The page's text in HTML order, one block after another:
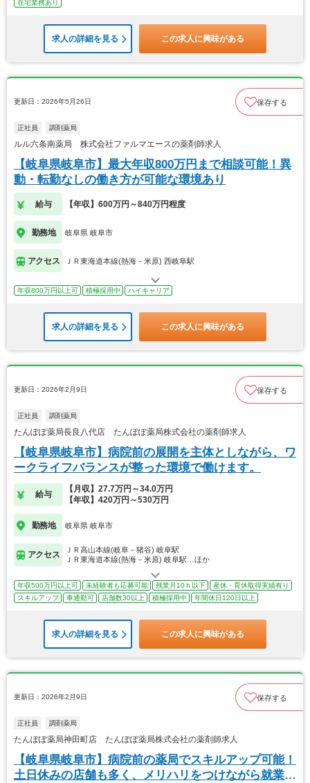
在宅業務あり
求人の詳細を見る この求人に興味がある
更新日：2026年5月26日 保存する
正社員 調剤薬局
ルル六条南薬局 株式会社ファルマエースの薬剤師求人
【岐阜県岐阜市】最大年収800万円まで相談可能！異
動・転勤なしの働き方が可能な環境あり
給与 【年収】600万円～840万円程度
勤務地 岐阜県 岐阜市
アクセス ＪＲ東海道本線(熱海－米原) 西岐阜駅
年収800万円以上可 積極採用中 ハイキャリア
求人の詳細を見る この求人に興味がある
更新日：2026年2月9日 保存する
正社員 調剤薬局
たんぽぽ薬局長良八代店 たんぽぽ薬局株式会社の薬剤師求人
【岐阜県岐阜市】病院前の展開を主体としながら、ワ
ークライフバランスが整った環境で働けます。
給与
【月収】27.7万円～34.0万円
【年収】420万円～530万円
勤務地 岐阜県 岐阜市
アクセス
ＪＲ高山本線(岐阜－猪谷) 岐阜駅
ＪＲ東海道本線(熱海－米原) 岐阜駅…ほか
年収500万円以上可 未経験者も応募可能 残業月10ｈ以下
産休・育休取得実績有り
スキルアップ
車通勤可 店舗数30以上 積極採用中 年間休日120日以上
求人の詳細を見る この求人に興味がある
更新日：2026年2月9日 保存する
正社員 調剤薬局
たんぽぽ薬局神田町店 たんぽぽ薬局株式会社の薬剤師求人
【岐阜県岐阜市】病院前の薬局でスキルアップ可能！
土日休みの店舗も多く、メリハリをつけながら就業可